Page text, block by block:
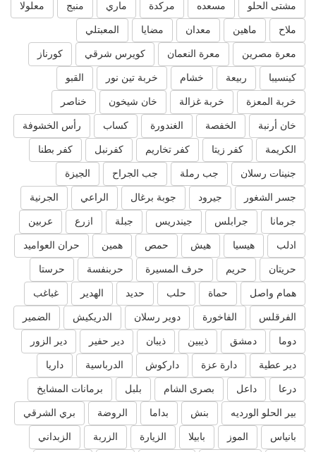
مشتى الحلو مسعده مركدة ماري منبج معلولا
ملاح ماهين معدان مضايا المعبتلي
معرة مصرين معرة النعمان كويرس شرقي كورناز
كينسيبا ربيعة خشام خربة تين نور القبو
خربة المعزة خربة غزالة خان شيخون خناصر
خان أرنبة الخفصة الغندورة كساب رأس الخشوفة
الكريمة كفر زيتا كفر تخاريم كفرنبل كفر بطنا
جنينات رسلان جب رملة جب الجراح الجيزة
جسر الشغور جيرود جوبة برغال الراعي الجرنية
جرمانا جرابلس جيندريس جبلة ازرع عربين
ادلب هيسيا هيش حمص همين حران العواميد
حريتان حريم حرف المسيرة حربنفسة حرستا
همام واصل حماة حلب حديد الهدير غباغب
الفرقلس الفاخورة دوير رسلان الدريكيش الضمير
دوما دمشق ذيبين ذيبان دير حفير دير الزور
دير عطية دارة عزة داركوش الدرباسية داريا
درعا داعل بصرى الشام بلبل برمانات المشايخ
بير الحلو الورديه بنش بداما الروضة بري الشرقي
بانياس الموز بابيلا الزيارة الزربة الزبداني